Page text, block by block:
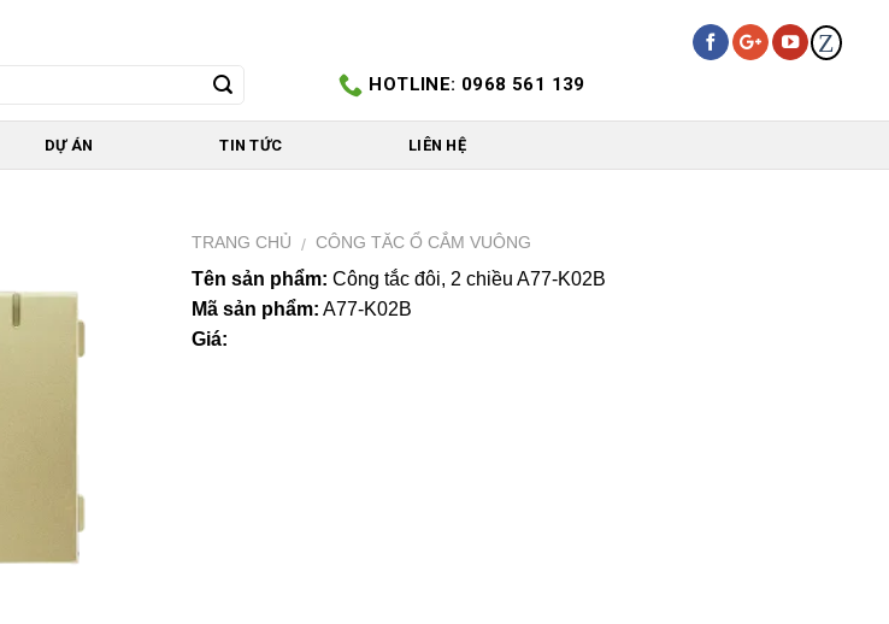
HOTLINE: 0968 561 139
Z
DỰ ÁN TIN TỨC LIÊN HỆ
TRANG CHỦ / CÔNG TĂC Ổ CẮM VUÔNG
Tên sản phẩm: Công tắc đôi, 2 chiều A77-K02B
Mã sản phẩm: A77-K02B
Giá: